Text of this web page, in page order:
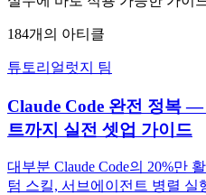
184개의 아티클
튜토리얼럿지 팀
Claude Code 완전 정복
트까지 실전 셋업 가이드
대부분 Claude Code의 20%만
텀 스킬, 서브에이전트 병렬